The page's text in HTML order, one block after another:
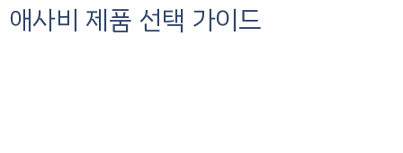
애사비 제품 선택 가이드